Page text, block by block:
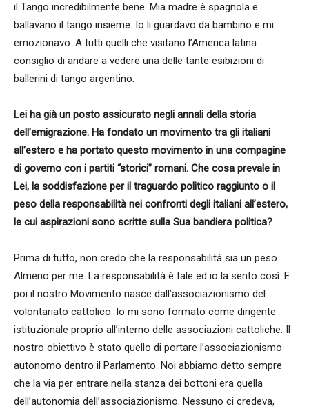
il Tango incredibilmente bene. Mia madre è spagnola e
ballavano il tango insieme. Io li guardavo da bambino e mi
emozionavo. A tutti quelli che visitano l’America latina
consiglio di andare a vedere una delle tante esibizioni di
ballerini di tango argentino.
Lei ha già un posto assicurato negli annali della storia
dell’emigrazione. Ha fondato un movimento tra gli italiani
all’estero e ha portato questo movimento in una compagine
di governo con i partiti “storici” romani. Che cosa prevale in
Lei, la soddisfazione per il traguardo politico raggiunto o il
peso della responsabilità nei confronti degli italiani all’estero,
le cui aspirazioni sono scritte sulla Sua bandiera politica?
Prima di tutto, non credo che la responsabilità sia un peso.
Almeno per me. La responsabilità è tale ed io la sento così. E
poi il nostro Movimento nasce dall’associazionismo del
volontariato cattolico. Io mi sono formato come dirigente
istituzionale proprio all’interno delle associazioni cattoliche. Il
nostro obiettivo è stato quello di portare l’associazionismo
autonomo dentro il Parlamento. Noi abbiamo detto sempre
che la via per entrare nella stanza dei bottoni era quella
dell’autonomia dell’associazionismo. Nessuno ci credeva,